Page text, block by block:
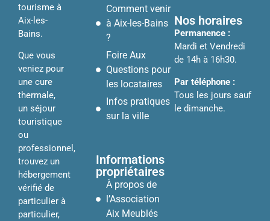
tourisme à
Aix-les-
Bains.
Que vous
veniez pour
une cure
thermale,
un séjour
touristique
ou
professionnel,
trouvez un
hébergement
vérifié de
particulier à
particulier,
Comment venir
à Aix-les-Bains
?
Foire Aux
Questions pour
les locataires
Infos pratiques
sur la ville
Informations
propriétaires
À propos de
l’Association
Aix Meublés
Nos horaires
Permanence :
Mardi et Vendredi
de 14h à 16h30.
Par téléphone :
Tous les jours sauf
le dimanche.